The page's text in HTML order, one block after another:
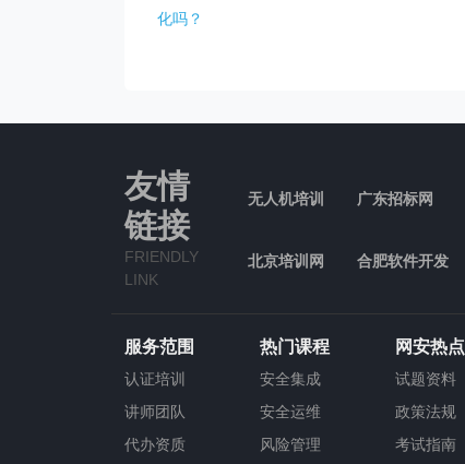
化吗？
友情
链接
FRIENDLY
LINK
无人机培训 广东招标网
北京培训网 合肥软件开发
服务范围
认证培训
讲师团队
代办资质
热门课程
安全集成
安全运维
风险管理
网安热点
试题资料
政策法规
考试指南